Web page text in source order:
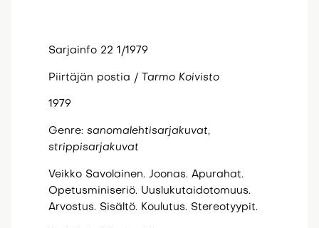
Sarjainfo 22 1/1979
Piirtäjän postia /Tarmo Koivisto
1979
Genre:sanomalehtisarjakuvat,
strippisarjakuvat
Veikko Savolainen. Joonas. Apurahat.
Opetusminiseriö. Uuslukutaidotomuus.
Arvostus. Sisältö. Koulutus. Stereotyypit.